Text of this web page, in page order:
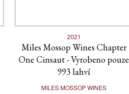
2021
Miles Mossop Wines Chapter
One Cinsaut - Vyrobeno pouze
993 lahví
MILES MOSSOP WINES